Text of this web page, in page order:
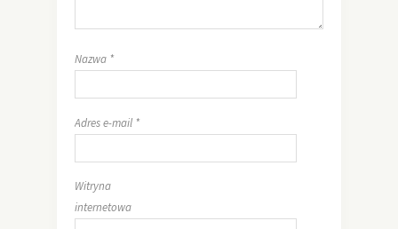
Nazwa *
Adres e-mail *
Witryna
internetowa